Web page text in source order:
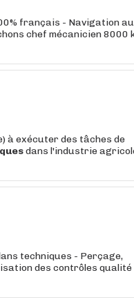
français - Navigation au
chef mécanicien 8000
à exécuter des tâches de
dans l'industrie
techniques - Perçage,
des contrôles qualité